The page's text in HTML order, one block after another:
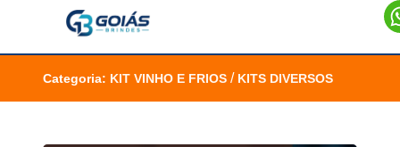
Categoria: KIT VINHO E FRIOS / KITS DIVERSOS